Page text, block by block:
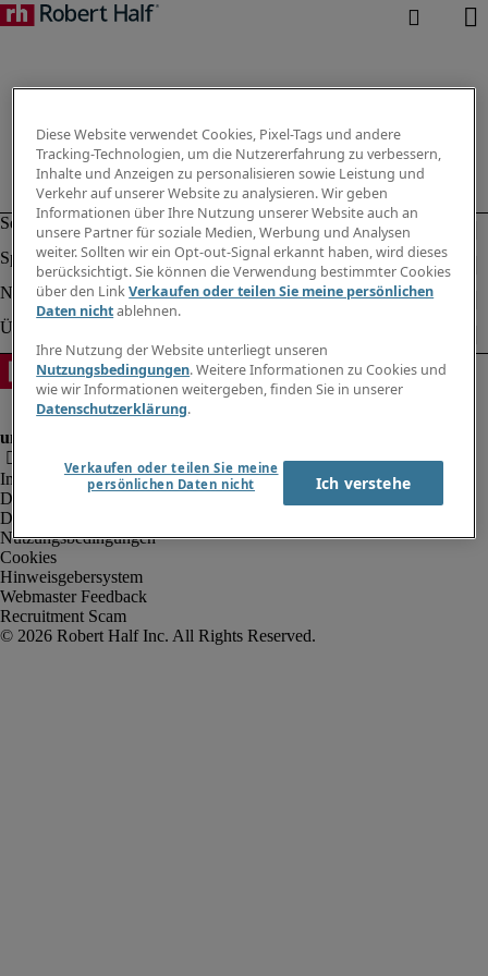
Impressum
Datenschutz
Datenschutz Arbeitnehmer/Zeitarbeitskräfte
Nutzungsbedingungen
Cookies
Hinweisgebersystem
Webmaster Feedback
Recruitment Scam
Diese Website verwendet Cookies, Pixel-Tags und andere
Tracking-Technologien, um die Nutzererfahrung zu verbessern,
Inhalte und Anzeigen zu personalisieren sowie Leistung und
Verkehr auf unserer Website zu analysieren. Wir geben
Informationen über Ihre Nutzung unserer Website auch an
unsere Partner für soziale Medien, Werbung und Analysen
weiter. Sollten wir ein Opt-out-Signal erkannt haben, wird dieses
berücksichtigt. Sie können die Verwendung bestimmter Cookies
über den LinkVerkaufen oder teilen Sie meine persönlichen
Daten nichtablehnen.
Ihre Nutzung der Website unterliegt unseren
Nutzungsbedingungen. Weitere Informationen zu Cookies und
wie wir Informationen weitergeben, finden Sie in unserer
Datenschutzerklärung.
Verkaufen oder teilen Sie meine
persönlichen Daten nicht
Ich verstehe